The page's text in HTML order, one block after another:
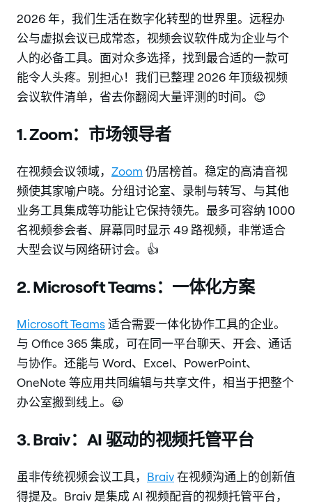
2026 年，我们生活在数字化转型的世界里。远程办
公与虚拟会议已成常态，视频会议软件成为企业与个
人的必备工具。面对众多选择，找到最合适的一款可
能令人头疼。别担心！我们已整理 2026 年顶级视频
会议软件清单，省去你翻阅大量评测的时间。😊
1. Zoom：市场领导者
在视频会议领域， Zoom 仍居榜首。稳定的高清音视
频使其家喻户晓。分组讨论室、录制与转写、与其他
业务工具集成等功能让它保持领先。最多可容纳 1000
名视频参会者、屏幕同时显示 49 路视频，非常适合
大型会议与网络研讨会。👍
2. Microsoft Teams：一体化方案
Microsoft Teams适合需要一体化协作工具的企业。
与 Office 365 集成，可在同一平台聊天、开会、通话
与协作。还能与 Word、Excel、PowerPoint、
OneNote 等应用共同编辑与共享文件，相当于把整个
办公室搬到线上。😃
3. Braiv：AI 驱动的视频托管平台
虽非传统视频会议工具， Braiv在视频沟通上的创新值
得提及。Braiv 是集成 AI 视频配音的视频托管平台，